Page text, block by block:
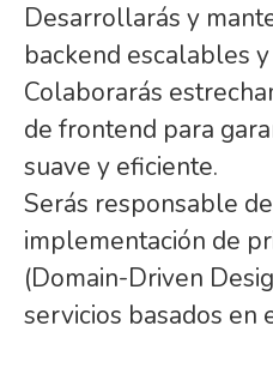
Desarrollarás y
backend escalables
Colaborarás
de frontend para
suave y eficiente.
Serás responsable
implementación de
(Domain-Driven
servicios basados en